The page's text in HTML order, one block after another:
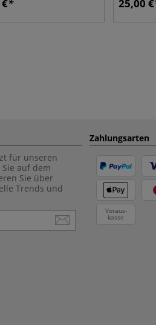
25,00 €
für unseren
auf dem
Sie über
Trends und
Zahlungsarten
Voraus-
kasse